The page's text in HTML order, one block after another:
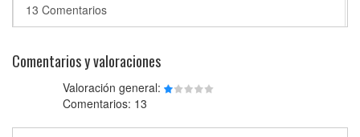
13 Comentarios
Comentarios y valoraciones
Valoración general:
Comentarios: 13